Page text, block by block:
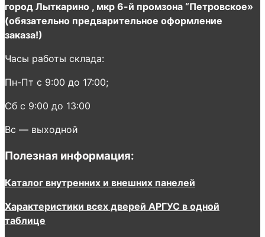
город Лыткарино , мкр 6-й промзона “Петровское»
(обязательно предварительное оформление
заказа!)
Часы работы склада:
Пн-Пт с 9:00 до 17:00;
Сб с 9:00 до 13:00
Вс — выходной
Полезная информация:
Каталог внутренних и внешних панелей
Характеристики всех дверей АРГУС в одной
таблице